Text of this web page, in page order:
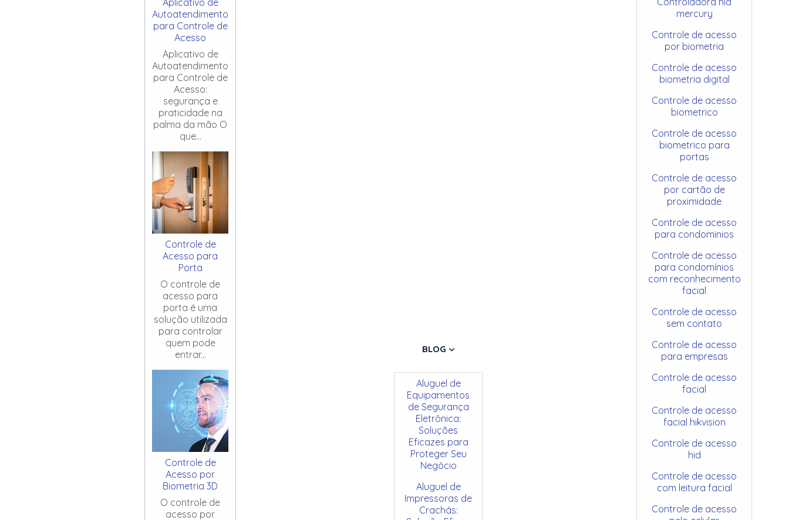
Aplicativo de
Autoatendimento
para Controle de
Acesso
Aplicativo de
Autoatendimento
para Controle de
Acesso:
segurança e
praticidade na
palma da mão O
que...
Controle de
Acesso para
Porta
O controle de
acesso para
porta é uma
solução utilizada
para controlar
quem pode
entrar...
Controle de
Acesso por
Biometria 3D
O controle de
acesso por
BLOG
Aluguel de
Equipamentos
de Segurança
Eletrônica:
Soluções
Eficazes para
Proteger Seu
Negócio
Aluguel de
Impressoras de
Crachás:
mercury
Controle de acesso
por biometria
Controle de acesso
biometria digital
Controle de acesso
biometrico
Controle de acesso
biometrico para
portas
Controle de acesso
por cartão de
proximidade
Controle de acesso
para condominios
Controle de acesso
para condomínios
com reconhecimento
facial
Controle de acesso
sem contato
Controle de acesso
para empresas
Controle de acesso
facial
Controle de acesso
facial hikvision
Controle de acesso
hid
Controle de acesso
com leitura facial
Controle de acesso